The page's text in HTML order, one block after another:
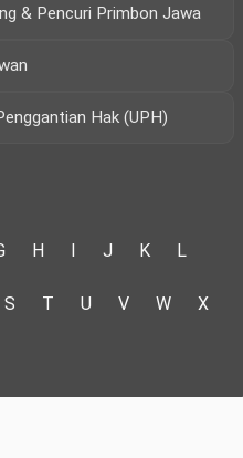
& Pencuri Primbon Jawa
Hak (UPH)
H I J K L
S T U V W X